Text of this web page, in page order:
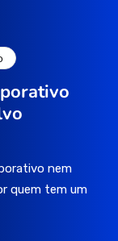
nem
quem tem um